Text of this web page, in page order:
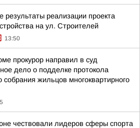
результаты реализации проекта
на ул. Строителей
13:50
прокурор направил в суд
дело о подделке протокола
собрания жильцов многоквартирного
чествовали лидеров сферы спорта